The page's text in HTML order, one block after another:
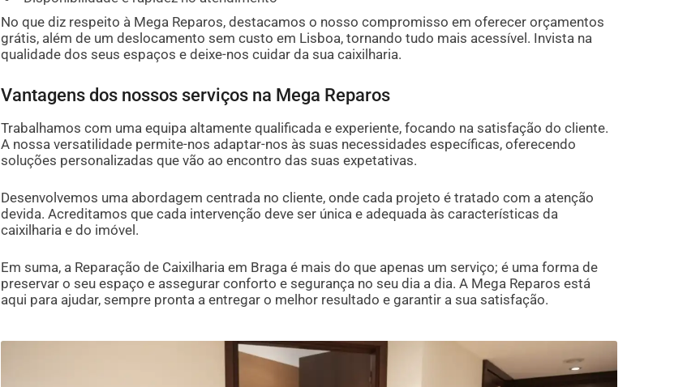
No que diz respeito à Mega Reparos, destacamos o nosso compromisso em oferecer orçamentos
grátis, além de um deslocamento sem custo em Lisboa, tornando tudo mais acessível. Invista na
qualidade dos seus espaços e deixe-nos cuidar da sua caixilharia.
Vantagens dos nossos serviços na Mega Reparos
Trabalhamos com uma equipa altamente qualificada e experiente, focando na satisfação do cliente.
A nossa versatilidade permite-nos adaptar-nos às suas necessidades específicas, oferecendo
soluções personalizadas que vão ao encontro das suas expetativas.
Desenvolvemos uma abordagem centrada no cliente, onde cada projeto é tratado com a atenção
devida. Acreditamos que cada intervenção deve ser única e adequada às características da
caixilharia e do imóvel.
Em suma, a Reparação de Caixilharia em Braga é mais do que apenas um serviço; é uma forma de
preservar o seu espaço e assegurar conforto e segurança no seu dia a dia. A Mega Reparos está
aqui para ajudar, sempre pronta a entregar o melhor resultado e garantir a sua satisfação.